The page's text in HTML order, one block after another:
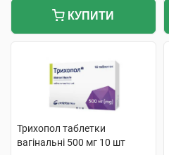
КУПИТИ
Трихопол таблетки
вагінальні 500 мг 10 шт